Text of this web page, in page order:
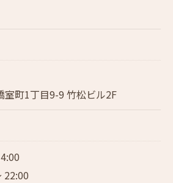
室町1丁目9-9 竹松ビル2F
22:00